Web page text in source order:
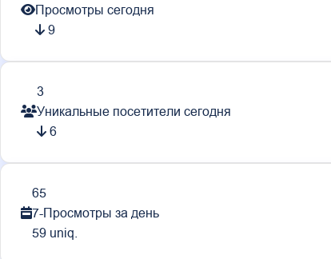
Просмотры сегодня
9
3
Уникальные посетители сегодня
6
65
7-Просмотры за день
59 uniq.